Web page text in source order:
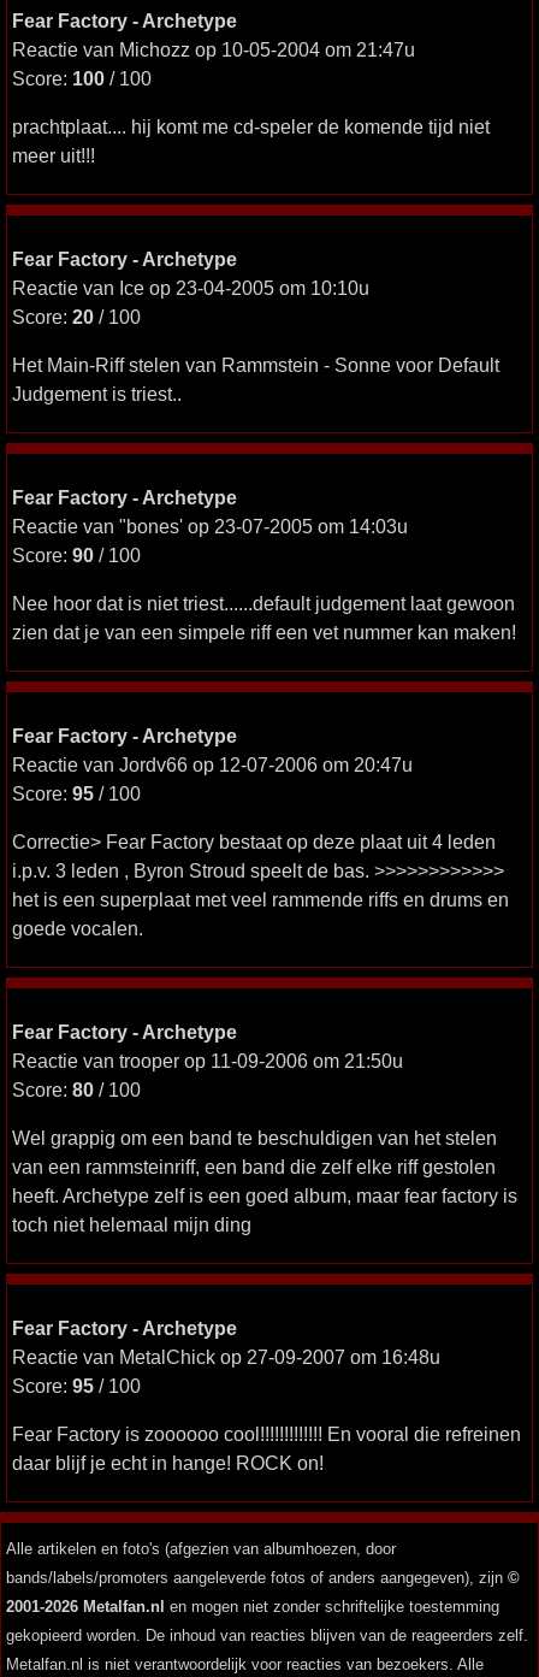
Fear Factory - Archetype
Reactie van Michozz op 10-05-2004 om 21:47u
Score: 100 / 100
prachtplaat.... hij komt me cd-speler de komende tijd niet
meer uit!!!
Fear Factory - Archetype
Reactie van Ice op 23-04-2005 om 10:10u
Score: 20 / 100
Het Main-Riff stelen van Rammstein - Sonne voor Default
Judgement is triest..
Fear Factory - Archetype
Reactie van "bones' op 23-07-2005 om 14:03u
Score: 90 / 100
Nee hoor dat is niet triest......default judgement laat gewoon
zien dat je van een simpele riff een vet nummer kan maken!
Fear Factory - Archetype
Reactie van Jordv66 op 12-07-2006 om 20:47u
Score: 95 / 100
Correctie> Fear Factory bestaat op deze plaat uit 4 leden
i.p.v. 3 leden , Byron Stroud speelt de bas. >>>>>>>>>>>>
het is een superplaat met veel rammende riffs en drums en
goede vocalen.
Fear Factory - Archetype
Reactie van trooper op 11-09-2006 om 21:50u
Score: 80 / 100
Wel grappig om een band te beschuldigen van het stelen
van een rammsteinriff, een band die zelf elke riff gestolen
heeft. Archetype zelf is een goed album, maar fear factory is
toch niet helemaal mijn ding
Fear Factory - Archetype
Reactie van MetalChick op 27-09-2007 om 16:48u
Score: 95 / 100
Fear Factory is zoooooo cool!!!!!!!!!!!!! En vooral die refreinen
daar blijf je echt in hange! ROCK on!
Alle artikelen en foto's (afgezien van albumhoezen, door
bands/labels/promoters aangeleverde fotos of anders aangegeven), zijn ©
2001-2026 Metalfan.nl en mogen niet zonder schriftelijke toestemming
gekopieerd worden. De inhoud van reacties blijven van de reageerders zelf.
Metalfan.nl is niet verantwoordelijk voor reacties van bezoekers. Alle